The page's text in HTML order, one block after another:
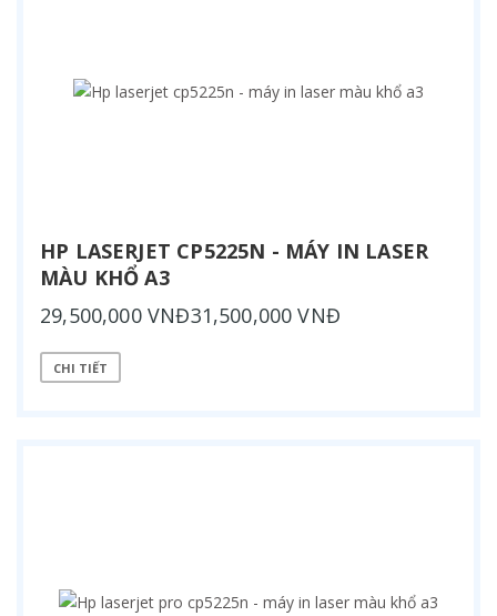
HP LASERJET CP5225N - MÁY IN LASER
MÀU KHỔ A3
29,500,000 VNĐ31,500,000 VNĐ
CHI TIẾT